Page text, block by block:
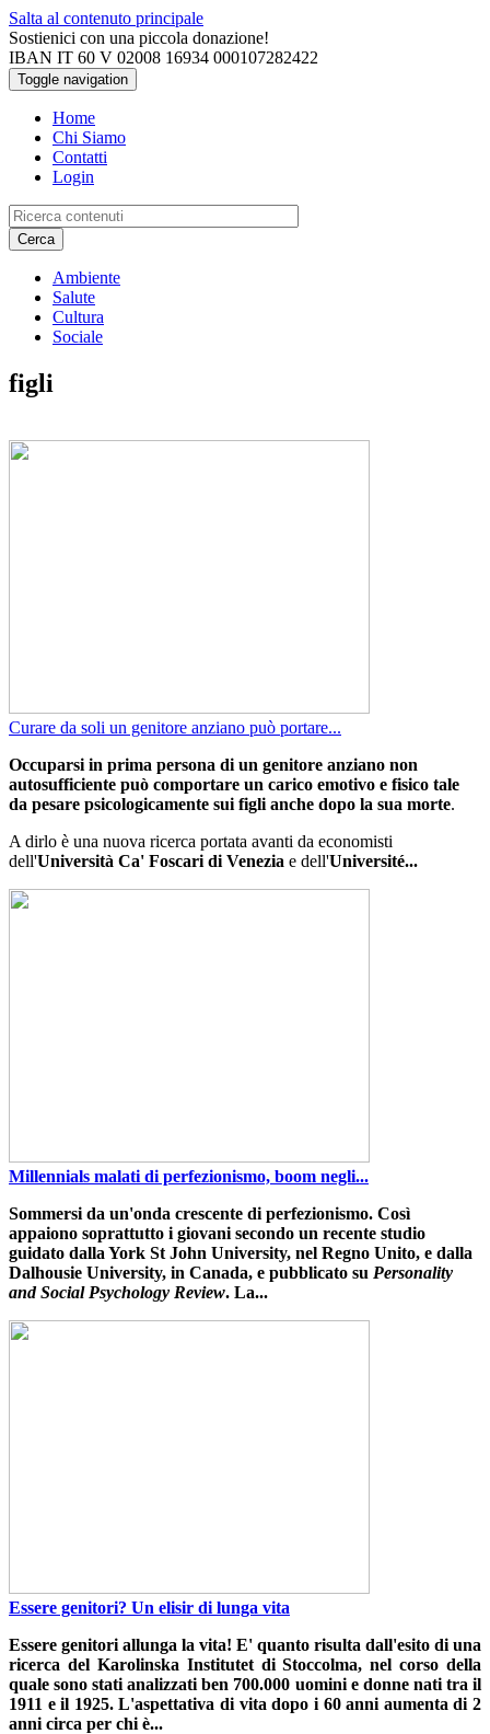
Salta al contenuto principale
Sostienici con una piccola donazione!
IBAN IT 60 V 02008 16934 000107282422
Toggle navigation
Home
Chi Siamo
Contatti
Login
Cerca
Ambiente
Salute
Cultura
Sociale
figli
Curare da soli un genitore anziano può portare...
Occuparsi in prima persona di un genitore anziano non
autosufficiente può comportare un carico emotivo e fisico tale
da pesare psicologicamente sui figli anche dopo la sua morte.
A dirlo è una nuova ricerca portata avanti da economisti
dell'Università Ca' Foscari di Venezia e dell'Université...
Millennials malati di perfezionismo, boom negli...
Sommersi da un'onda crescente di perfezionismo. Così
appaiono soprattutto i giovani secondo un recente studio
guidato dalla York St John University, nel Regno Unito, e dalla
Dalhousie University, in Canada, e pubblicato su Personality
and Social Psychology Review. La...
Essere genitori? Un elisir di lunga vita
Essere genitori allunga la vita! E' quanto risulta dall'esito di una
ricerca del Karolinska Institutet di Stoccolma, nel corso della
quale sono stati analizzati ben 700.000 uomini e donne nati tra il
1911 e il 1925.L'aspettativa di vita dopo i 60 anni aumenta di 2
anni circa per chi è...